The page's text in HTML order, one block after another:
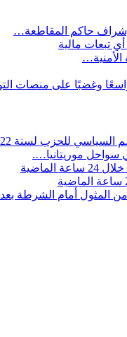
حاكم المقاطعة…
تبعات مالية
الأمنية…
وغضبًا على منصات
للحزب لسنة 2022-2023
موريتانيا….
المثول أمام الشرطة